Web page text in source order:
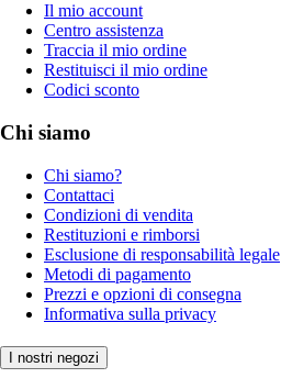
Il mio account
Centro assistenza
Traccia il mio ordine
Restituisci il mio ordine
Codici sconto
Chi siamo
Chi siamo?
Contattaci
Condizioni di vendita
Restituzioni e rimborsi
Esclusione di responsabilità legale
Metodi di pagamento
Prezzi e opzioni di consegna
Informativa sulla privacy
I nostri negozi